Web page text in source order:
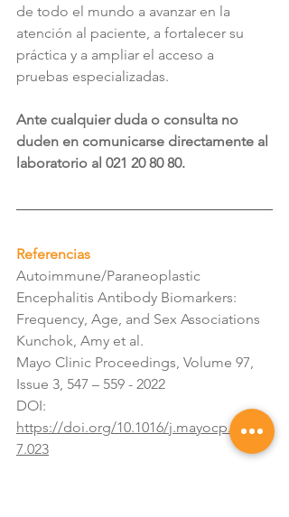
de todo el mundo a avanzar en la
atención al paciente, a fortalecer su
práctica y a ampliar el acceso a
pruebas especializadas.
Ante cualquier duda o consulta no
duden en comunicarse directamente al
laboratorio al 021 20 80 80.
Referencias
Autoimmune/Paraneoplastic
Encephalitis Antibody Biomarkers:
Frequency, Age, and Sex Associations
Kunchok, Amy et al.
Mayo Clinic Proceedings, Volume 97,
Issue 3, 547 – 559 - 2022
DOI:
https://doi.org/10.1016/j.mayocp.2021.0
7.023